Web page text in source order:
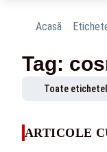
Acasă
Tag:
Toate
ARTICOLE